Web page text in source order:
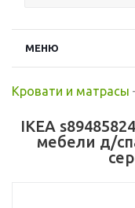
МЕНЮ
Кровати и матрасы -
IKEA
мебели д/